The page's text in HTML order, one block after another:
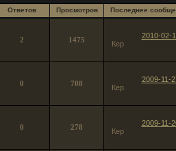
Ответов Просмотров Последнее
2
1475 2010-02-
Кер
0
708 2009-11-
Кер
0 278 2009-11-
Кер